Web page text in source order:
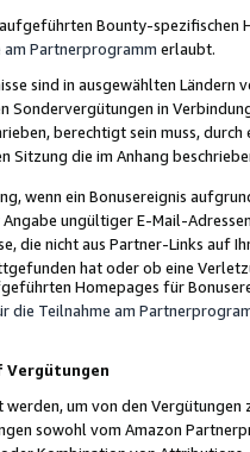
Bounty-spezifischen
am Partnerprogramm erlaubt.
sind in ausgewählten Ländern
Sondervergütungen in
berechtigt sein muss,
Sitzung die im Anhang
wenn ein Bonusereignis
ungültiger E-Mail-
die nicht aus Partner-Links auf
hat oder ob eine
Homepages für
die Teilnahme am
Vergütungen
um von den
sowohl vom Amazon